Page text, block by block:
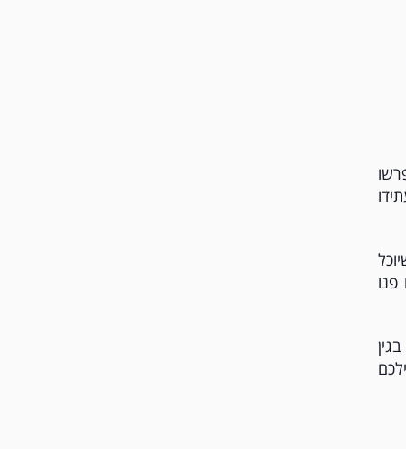
בגין